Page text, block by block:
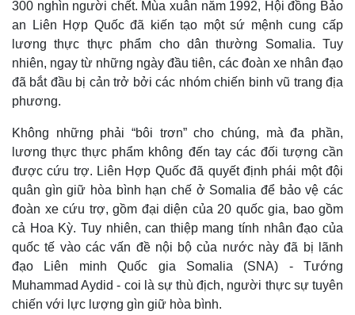
300 nghìn người chết. Mùa xuân năm 1992, Hội đồng Bảo
an Liên Hợp Quốc đã kiến tạo một sứ mệnh cung cấp
lương thực thực phẩm cho dân thường Somalia. Tuy
nhiên, ngay từ những ngày đầu tiên, các đoàn xe nhân đạo
đã bắt đầu bị cản trở bởi các nhóm chiến binh vũ trang địa
phương.
Không những phải “bôi trơn” cho chúng, mà đa phần,
lương thực thực phẩm không đến tay các đối tượng cần
được cứu trợ. Liên Hợp Quốc đã quyết định phái một đội
quân gìn giữ hòa bình hạn chế ở Somalia để bảo vệ các
đoàn xe cứu trợ, gồm đại diện của 20 quốc gia, bao gồm
cả Hoa Kỳ. Tuy nhiên, can thiệp mang tính nhân đạo của
quốc tế vào các vấn đề nội bộ của nước này đã bị lãnh
đạo Liên minh Quốc gia Somalia (SNA) - Tướng
Muhammad Aydid - coi là sự thù địch, người thực sự tuyên
chiến với lực lượng gìn giữ hòa bình.